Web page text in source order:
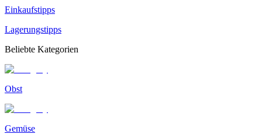
Einkaufstipps
Lagerungstipps
Beliebte Kategorien
Obst
Gemüse